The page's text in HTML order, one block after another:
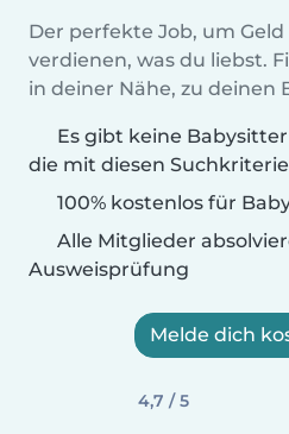
Der perfekte Job, um
verdienen, was du liebst.
in deiner Nähe, zu deinen
Es gibt keine
die mit diesen
100% kostenlos für
Alle Mitglieder
Ausweisprüfung
Melde dich
4,7 / 5